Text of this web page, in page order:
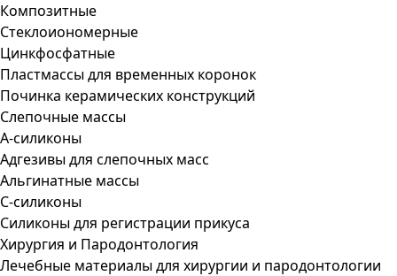
Композитные
Стеклоиономерные
Цинкфосфатные
Пластмассы для временных коронок
Починка керамических конструкций
Слепочные массы
А-силиконы
Адгезивы для слепочных масс
Альгинатные массы
С-силиконы
Силиконы для регистрации прикуса
Хирургия и Пародонтология
Лечебные материалы для хирургии и пародонтологии